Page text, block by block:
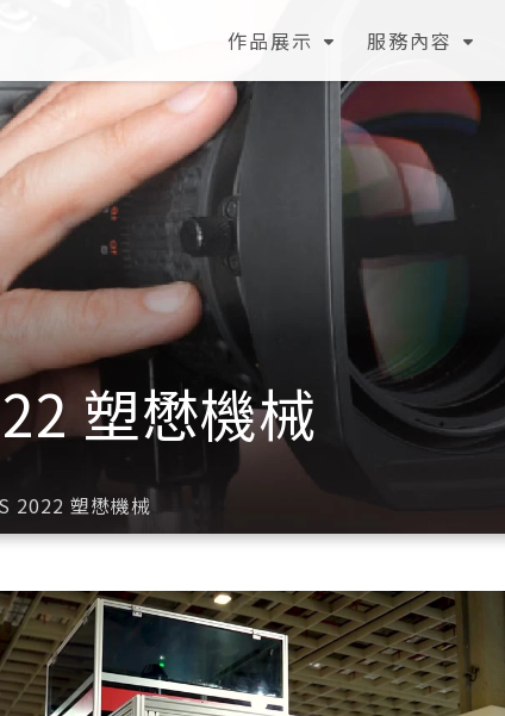
作品展示 服務內容
塑懋機械
2022 塑懋機械